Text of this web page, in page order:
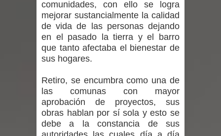
regresa de Brasil tras impulsar un
intercambio musical y pedagógico
con comunidades escolares
Alta positividad en influenza hace que
expertos reiteren llamado a
vacunarse
Mario Meza endurece críticas contra
comunidades, con ello se logra
mejorar sustancialmente la calidad
de vida de las personas dejando
en el pasado la tierra y el barro
que tanto afectaba el bienestar de
sus hogares.
Retiro, se encumbra como una de
las comunas con mayor
aprobación de proyectos, sus
obras hablan por sí sola y esto se
debe a la constancia de sus